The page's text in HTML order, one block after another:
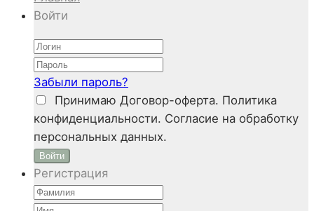
Войти
Забыли пароль?
Принимаю Договор-оферта. Политика
конфиденциальности. Согласие на обработку
персональных данных.
Войти
Регистрация